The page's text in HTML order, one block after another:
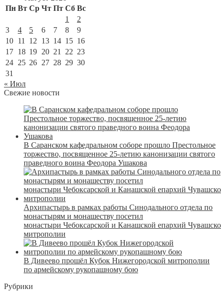
Пн Вт Ср Чт Пт Сб Вс
1
2
3
4 5 6 7 8
9
10 11 12 13 14 15 16
17 18 19 20 21 22 23
24 25 26 27 28 29 30
31
« Июл
Свежие новости
В Саранском кафедральном соборе прошло Престольное
торжество, посвященное 25-летию канонизации святого
праведного воина Феодора Ушакова
Архипастырь в рамках работы Синодального отдела по
монастырям и монашеству посетил
монастыри Чебоксарской и Канашской епархий
митрополии
В Дивеево прошёл Кубок Нижегородской митрополии
по армейскому рукопашному бою
Рубрики